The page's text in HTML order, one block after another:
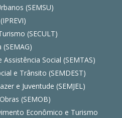
(SEMSU)
(SECULT)
Social (SEMTAS)
e Trânsito (SEMDEST)
e Juventude (SEMJEL)
(SEMOB)
Econômico e Turismo